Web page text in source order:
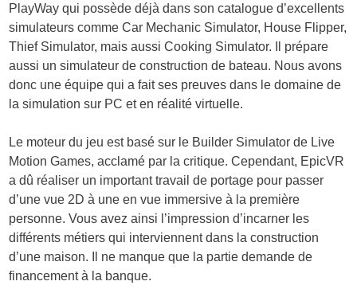
PlayWay qui possède déjà dans son catalogue d’excellents
simulateurs comme Car Mechanic Simulator, House Flipper,
Thief Simulator, mais aussi Cooking Simulator. Il prépare
aussi un simulateur de construction de bateau. Nous avons
donc une équipe qui a fait ses preuves dans le domaine de
la simulation sur PC et en réalité virtuelle.
Le moteur du jeu est basé sur le Builder Simulator de Live
Motion Games, acclamé par la critique. Cependant, EpicVR
a dû réaliser un important travail de portage pour passer
d’une vue 2D à une en vue immersive à la première
personne. Vous avez ainsi l’impression d’incarner les
différents métiers qui interviennent dans la construction
d’une maison. Il ne manque que la partie demande de
financement à la banque.